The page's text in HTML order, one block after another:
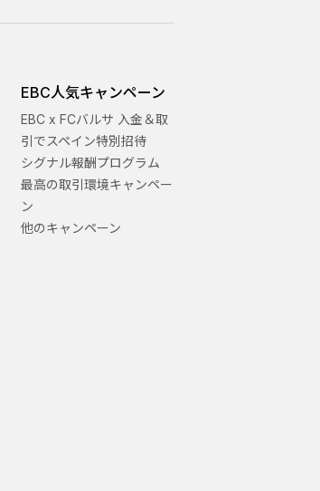
EBC人気キャンペーン
EBC x FCバルサ 入金＆取
引でスペイン特別招待
シグナル報酬プログラム
最高の取引環境キャンペー
ン
他のキャンペーン